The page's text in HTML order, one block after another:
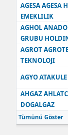
AGESA AGESA
EMEKLILIK
AGHOL
GRUBU
AGROT
TEKNOLOJI
AGYO
AHGAZ
DOGALGAZ
Tümünü Göster